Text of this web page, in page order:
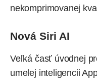
nekomprimovanej
Nová Siri AI
Veľká časť úvodnej
umelej inteligencii